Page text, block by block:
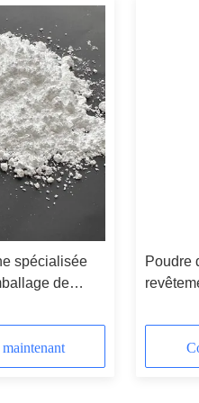
spécialisée
de
Poudre